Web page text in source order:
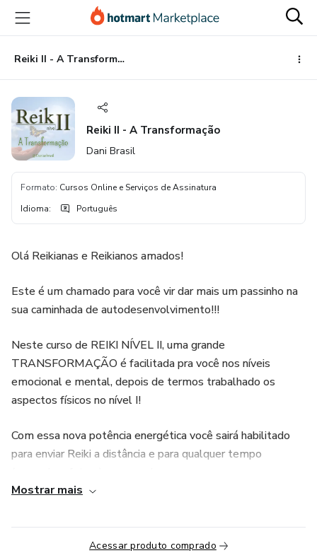
para
conteúdo
principal
para
pagamento
para
rodapé
Reiki II - A Transformação
Reiki II - A Transformação
Dani Brasil
Formato: Cursos Online e Serviços de Assinatura
Idioma: Português
Olá Reikianas e Reikianos amados!
Este é um chamado para você vir dar mais um passinho na
sua caminhada de autodesenvolvimento!!!
Neste curso de REIKI NÍVEL II, uma grande
TRANSFORMAÇÃO é facilitada pra você nos níveis
emocional e mental, depois de termos trabalhado os
aspectos físicos no nível I!
Com essa nova potência energética você sairá habilitado
para enviar Reiki a distância e para qualquer tempo
PEQUENO CADERNO e uma CAIXINHA, para
trabalharmos as técnicas de transformação!
Mostrar mais
Acessar produto comprado